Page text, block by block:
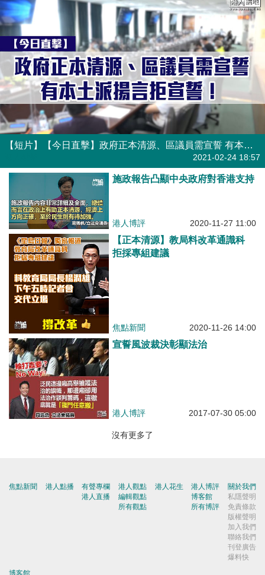
【短片】【今日直擊】政府正本清源、區議員需宣誓 有本土派揚言拒宣誓
2021-02-24 18:57
施政報告凸顯中央政府對香港支持
港人博評 2020-11-27 11:00
【正本清源】教局料改革通識科
拒採專組建議
焦點新聞 2020-11-26 14:00
宣誓風波裁決彰顯法治
港人博評 2017-07-30 05:00
沒有更多了
焦點新聞 港人點播
有聲專欄
港人直播
港人觀點
編輯觀點
所有觀點
港人花生
港人博評
博客館
所有博評
關於我們
私隱聲明
免責條款
版權聲明
加入我們
聯絡我們
刊登廣告
爆料快